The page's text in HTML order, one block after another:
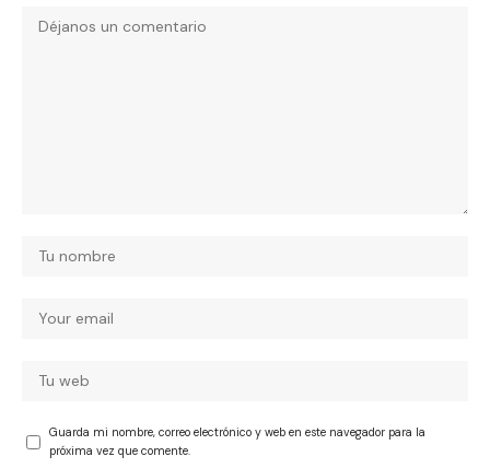
Guarda mi nombre, correo electrónico y web en este navegador para la
próxima vez que comente.